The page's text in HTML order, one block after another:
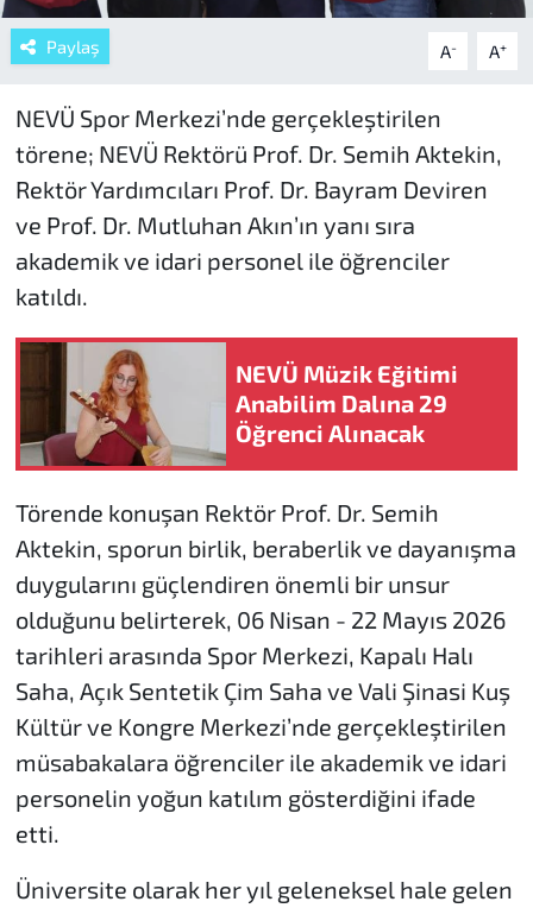
Paylaş A- A+
NEVÜ Spor Merkezi’nde gerçekleştirilen
törene; NEVÜ Rektörü Prof. Dr. Semih Aktekin,
Rektör Yardımcıları Prof. Dr. Bayram Deviren
ve Prof. Dr. Mutluhan Akın’ın yanı sıra
akademik ve idari personel ile öğrenciler
katıldı.
NEVÜ Müzik Eğitimi
Anabilim Dalına 29
Öğrenci Alınacak
Törende konuşan Rektör Prof. Dr. Semih
Aktekin, sporun birlik, beraberlik ve dayanışma
duygularını güçlendiren önemli bir unsur
olduğunu belirterek, 06 Nisan - 22 Mayıs 2026
tarihleri arasında Spor Merkezi, Kapalı Halı
Saha, Açık Sentetik Çim Saha ve Vali Şinasi Kuş
Kültür ve Kongre Merkezi’nde gerçekleştirilen
müsabakalara öğrenciler ile akademik ve idari
personelin yoğun katılım gösterdiğini ifade
etti.
Üniversite olarak her yıl geleneksel hale gelen